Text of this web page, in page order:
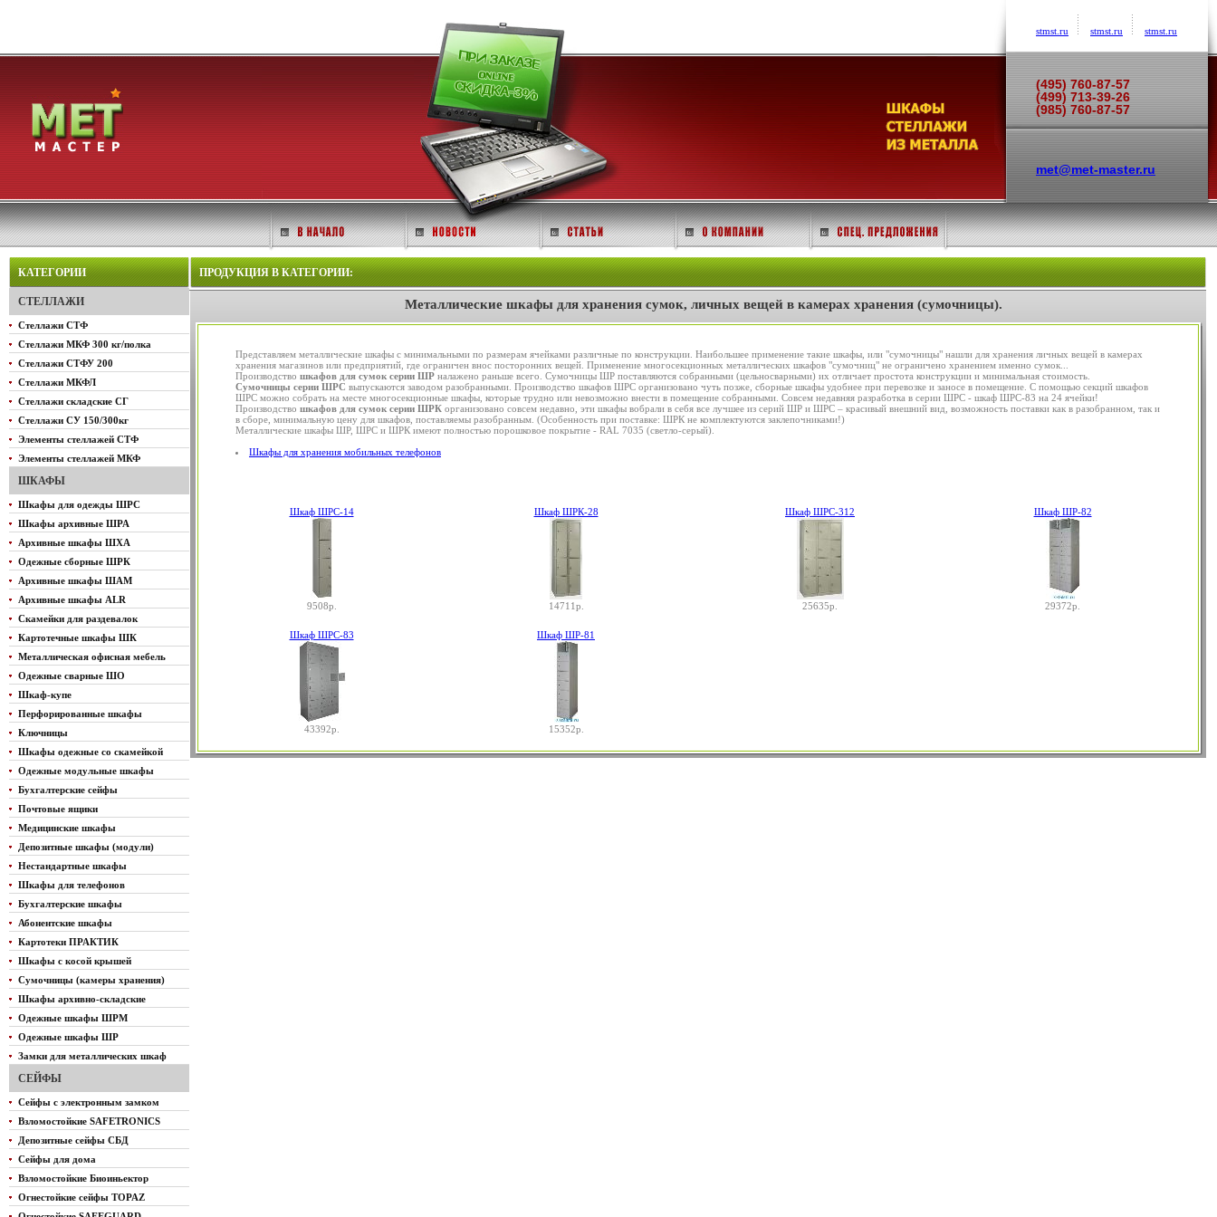
stmst.ru stmst.ru stmst.ru
(495) 760-87-57
(499) 713-39-26
(985) 760-87-57
met@met-master.ru
КАТЕГОРИИ
СТЕЛЛАЖИ
Стеллажи СТФ
Стеллажи МКФ 300 кг/полка
Стеллажи СТФУ 200
Стеллажи МКФЛ
Стеллажи складские СГ
Стеллажи СУ 150/300кг
Элементы стеллажей СТФ
Элементы стеллажей МКФ
ШКАФЫ
Шкафы для одежды ШРС
Шкафы архивные ШРА
Архивные шкафы ШХА
Одежные сборные ШРК
Архивные шкафы ШАМ
Архивные шкафы ALR
Скамейки для раздевалок
Картотечные шкафы ШК
Металлическая офисная мебель
Одежные сварные ШО
Шкаф-купе
Перфорированные шкафы
Ключницы
Шкафы одежные со скамейкой
Одежные модульные шкафы
Бухгалтерские сейфы
Почтовые ящики
Медицинские шкафы
Депозитные шкафы (модули)
Нестандартные шкафы
Шкафы для телефонов
Бухгалтерские шкафы
Абонентские шкафы
Картотеки ПРАКТИК
Шкафы с косой крышей
Сумочницы (камеры хранения)
Шкафы архивно-складские
Одежные шкафы ШРМ
Одежные шкафы ШР
Замки для металлических шкаф
СЕЙФЫ
Сейфы с электронным замком
Взломостойкие SAFETRONICS
Депозитные сейфы СБД
Сейфы для дома
Взломостойкие Биоиньектор
Огнестойкие сейфы TOPAZ
ПРОДУКЦИЯ В КАТЕГОРИИ:
Металлические шкафы для хранения сумок, личных вещей в камерах хранения (сумочницы).
Представляем металлические шкафы с минимальными по размерам ячейками различные по конструкции. Наибольшее применение такие шкафы, или "сумочницы" нашли для хранения личных вещей в камерах
хранения магазинов или предприятий, где ограничен внос посторонних вещей. Применение многосекционных металлических шкафов "сумочниц" не ограничено хранением именно сумок...
Производство шкафов для сумок серии ШР налажено раньше всего. Сумочницы ШР поставляются собранными (цельносварными) их отличает простота конструкции и минимальная стоимость.
Сумочницы серии ШРС выпускаются заводом разобранными. Производство шкафов ШРС организовано чуть позже, сборные шкафы удобнее при перевозке и заносе в помещение. С помощью секций шкафов
ШРС можно собрать на месте многосекционные шкафы, которые трудно или невозможно внести в помещение собранными. Совсем недавняя разработка в серии ШРС - шкаф ШРС-83 на 24 ячейки!
Производство шкафов для сумок серии ШРК организовано совсем недавно, эти шкафы вобрали в себя все лучшее из серий ШР и ШРС – красивый внешний вид, возможность поставки как в разобранном, так и
в сборе, минимальную цену для шкафов, поставляемы разобранным. (Особенность при поставке: ШРК не комплектуются заклепочниками!)
Металлические шкафы ШР, ШРС и ШРК имеют полностью порошковое покрытие - RAL 7035 (светло-серый).
Шкафы для хранения мобильных телефонов
Шкаф ШРС-14
9508р.
Шкаф ШРК-28
14711р.
Шкаф ШРС-312
25635р.
Шкаф ШР-82
29372р.
Шкаф ШРС-83
43392р.
Шкаф ШР-81
15352р.